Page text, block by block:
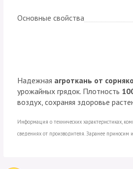
Основные свойства
Надежная агроткань от
урожайных грядок. Плотность
воздух, сохраняя здоровье
Информация о технических характеристиках,
сведениях от производителя. Заранее приносим